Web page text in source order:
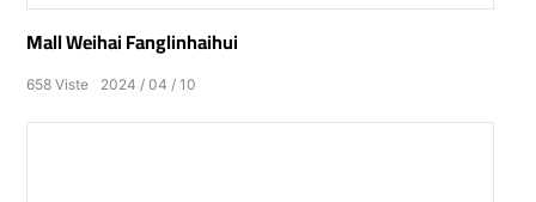
Mall Weihai Fanglinhaihui
2024 04 10
658 Viste